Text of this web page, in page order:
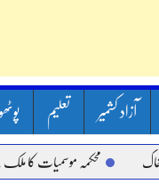
آزاد کشمیر تعلیم
محکمہ موسمیات کا ملک کے